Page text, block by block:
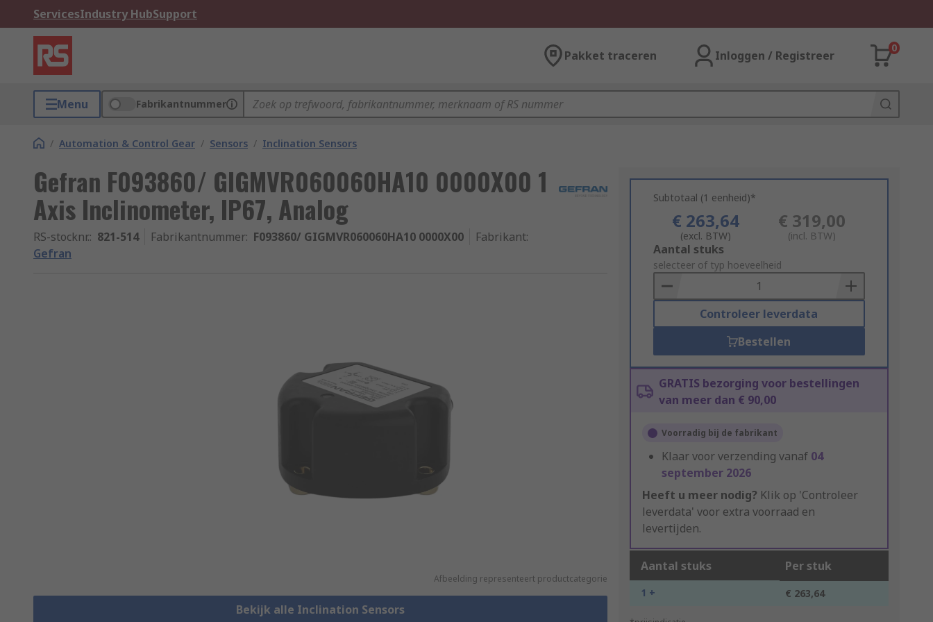
ServicesIndustry HubSupport
Pakket traceren Inloggen / Registreer
0
Menu Fabrikantnummer
/ Automation & Control Gear / Sensors / Inclination Sensors
Gefran F093860/ GIGMVR060060HA10 0000X00 1
Axis Inclinometer, IP67, Analog
RS-stocknr.: 821-514 Fabrikantnummer: F093860/ GIGMVR060060HA10 0000X00 Fabrikant:
Gefran
Afbeelding representeert productcategorie
Bekijk alle Inclination Sensors
Subtotaal (1 eenheid)*
€ 263,64
(excl. BTW)
€ 319,00
(incl. BTW)
Add
to
Basket
Aantal stuks
selecteer of typ hoeveelheid
Controleer leverdata
Bestellen
GRATIS bezorging voor bestellingen
van meer dan € 90,00
Voorradig bij de fabrikant
Klaar voor verzending vanaf 04
september 2026
Heeft u meer nodig? Klik op 'Controleer
leverdata' voor extra voorraad en
levertijden.
Aantal stuks Per stuk
1 + € 263,64